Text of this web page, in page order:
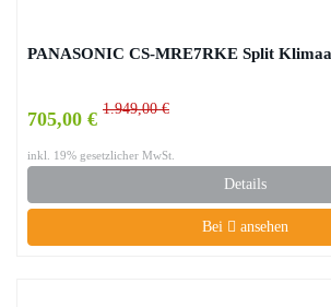
PANASONIC CS-MRE7RKE Split
705,00 € 1.949,00 €
inkl. 19% gesetzlicher MwSt.
Details
Bei ansehen